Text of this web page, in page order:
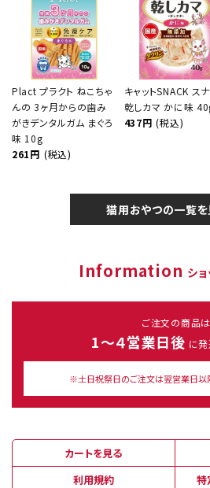
Plact プラクト ねこちゃ
んの 3ヶ月からの歯み
がきデンタルガム まぐろ
味 10g
261円 (税込)
キャットSNACK ス
乾しカマ かに味
437円 (税込)
猫用おやつの一覧
Information シ
ご注文の商品は
1～４営業日後 に発
※土日祝祭日のご注文は翌営業日以
カートを見る
利用規約
特